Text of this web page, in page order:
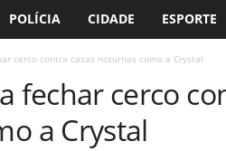
POLÍCIA CIDADE ESPORTE
cerco contra casas noturnas como a Crystal
fechar cerco
a Crystal